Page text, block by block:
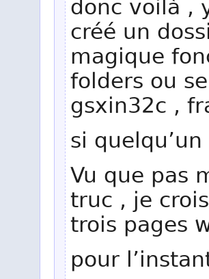
donc voilà ,
créé un
magique
folders ou
gsxin32c ,
si
Vu que pas
truc , je
trois pages
pour